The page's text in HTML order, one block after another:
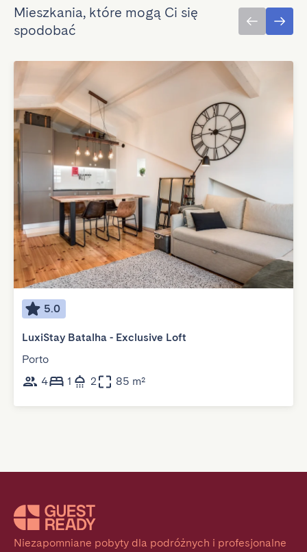
Mieszkania, które mogą Ci się
spodobać
5.0
LuxiStay Batalha - Exclusive Loft
Porto
4
1 2 85 m²
Niezapomniane pobyty dla podróżnych i profesjonalne